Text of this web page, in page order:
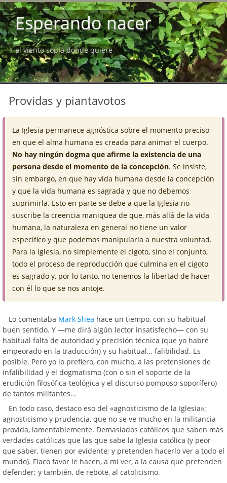
Esperando nacer
el viento sopla donde quiere
Providas y piantavotos
La Iglesia permanece agnóstica sobre el momento preciso
en que el alma humana es creada para animar el cuerpo.
No hay ningún dogma que afirme la existencia de una
persona desde el momento de la concepción. Se insiste,
sin embargo, en que hay vida humana desde la concepción
y que la vida humana es sagrada y que no debemos
suprimirla. Esto en parte se debe a que la Iglesia no
suscribe la creencia maniquea de que, más allá de la vida
humana, la naturaleza en general no tiene un valor
específico y que podemos manipularla a nuestra voluntad.
Para la Iglesia, no simplemente el cigoto, sino el conjunto,
todo el proceso de reproducción que culmina en el cigoto
es sagrado y, por lo tanto, no tenemos la libertad de hacer
con él lo que se nos antoje.
Lo comentaba Mark Shea hace un tiempo, con su habitual
buen sentido. Y —me dirá algún lector insatisfecho— con su
habitual falta de autoridad y precisión técnica (que yo habré
empeorado en la traducción) y su habitual… falibilidad. Es
posible. Pero yo lo prefiero, con mucho, a las pretensiones de
infalibilidad y el dogmatismo (con o sin el soporte de la
erudición filosófica-teológica y el discurso pomposo-soporífero)
de tantos militantes…
En todo caso, destaco eso del «agnosticismo de la Iglesia»;
agnosticismo y prudencia, que no se ve mucho en la militancia
provida, lamentablemente. Demasiados católicos que saben más
verdades católicas que las que sabe la Iglesia católica (y peor
que saber, tienen por evidente; y pretenden hacerlo ver a todo el
mundo). Flaco favor le hacen, a mi ver, a la causa que pretenden
defender; y también, de rebote, al catolicismo.